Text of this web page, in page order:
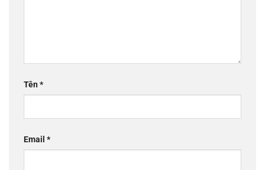
Tên*
Email *